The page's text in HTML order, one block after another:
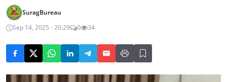
SuragBureau
Sep 14, 2025 - 20:29
0 34